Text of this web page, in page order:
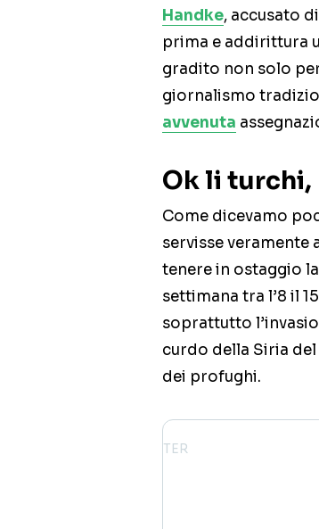
Handke, accusato
prima e addirittura
gradito non solo
giornalismo
avvenuta
Ok li turchi,
Come dicevamo
servisse
tenere in ostaggio
settimana tra l’8 il
soprattutto
curdo della Siria
dei profughi.